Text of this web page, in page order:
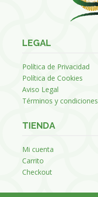
LEGAL
Política de Privacidad
Política de Cookies
Aviso Legal
Términos y condiciones
TIENDA
Mi cuenta
Carrito
Checkout